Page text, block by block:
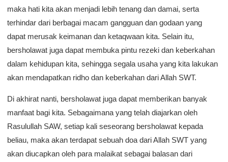
maka hati kita akan menjadi lebih tenang dan damai, serta
terhindar dari berbagai macam gangguan dan godaan yang
dapat merusak keimanan dan ketaqwaan kita. Selain itu,
bersholawat juga dapat membuka pintu rezeki dan keberkahan
dalam kehidupan kita, sehingga segala usaha yang kita lakukan
akan mendapatkan ridho dan keberkahan dari Allah SWT.
Di akhirat nanti, bersholawat juga dapat memberikan banyak
manfaat bagi kita. Sebagaimana yang telah diajarkan oleh
Rasulullah SAW, setiap kali seseorang bersholawat kepada
beliau, maka akan terdapat sebuah doa dari Allah SWT yang
akan diucapkan oleh para malaikat sebagai balasan dari